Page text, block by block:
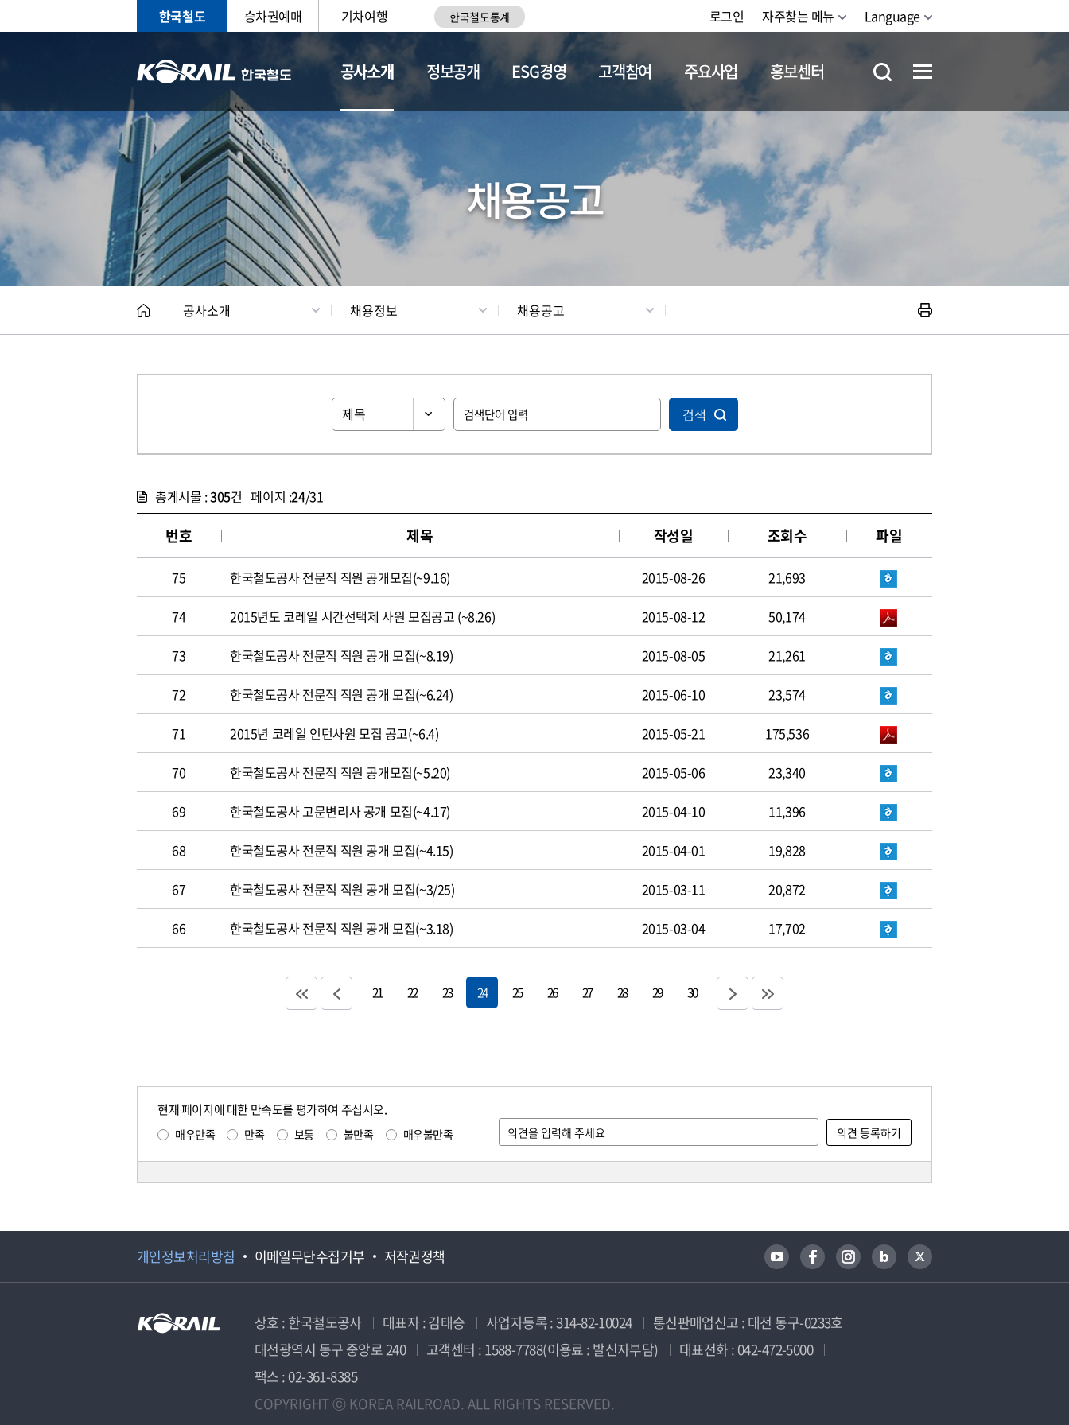
한국철도 승차권예매 기차여행 한국철도통계 로그인 자주찾는 메뉴 Language
공사소개
CEO 일반현황 채용정보
정보공개 ESG경영 고객참여 주요사업 홍보센터
채용공고
공사소개 채용정보 채용공고
검색
총게시물 :305건 페이지 :24/31
번호 제목 작성일 조회수 파일
75 한국철도공사 전문직 직원 공개모집(~9.16) 2015-08-26 21,693
74 2015년도 코레일 시간선택제 사원 모집공고 (~8.26) 2015-08-12 50,174
73 한국철도공사 전문직 직원 공개 모집(~8.19) 2015-08-05 21,261
72 한국철도공사 전문직 직원 공개 모집(~6.24) 2015-06-10 23,574
71 2015년 코레일 인턴사원 모집 공고(~6.4) 2015-05-21 175,536
70 한국철도공사 전문직 직원 공개모집(~5.20) 2015-05-06 23,340
69 한국철도공사 고문변리사 공개 모집(~4.17) 2015-04-10 11,396
68 한국철도공사 전문직 직원 공개 모집(~4.15) 2015-04-01 19,828
67 한국철도공사 전문직 직원 공개 모집(~3/25) 2015-03-11 20,872
66 한국철도공사 전문직 직원 공개 모집(~3.18) 2015-03-04 17,702
21 22 23 24 25 26 27 28 29 30
현재 페이지에 대한 만족도를 평가하여 주십시오.
매우만족 만족 보통 불만족 매우불만족
개인정보처리방침 이메일무단수집거부 저작권정책
상호 : 한국철도공사 대표자 : 김태승 사업자등록 : 314-82-10024
통신판매업신고 : 대전 동구-0233호
대전광역시 동구 중앙로 240
고객센터 : 1588-7788(이용료 : 발신자부담)
대표전화 : 042-472-5000
팩스 : 02-361-8385
COPYRIGHT ⓒ KOREA RAILROAD. ALL RIGHTS RESERVED.